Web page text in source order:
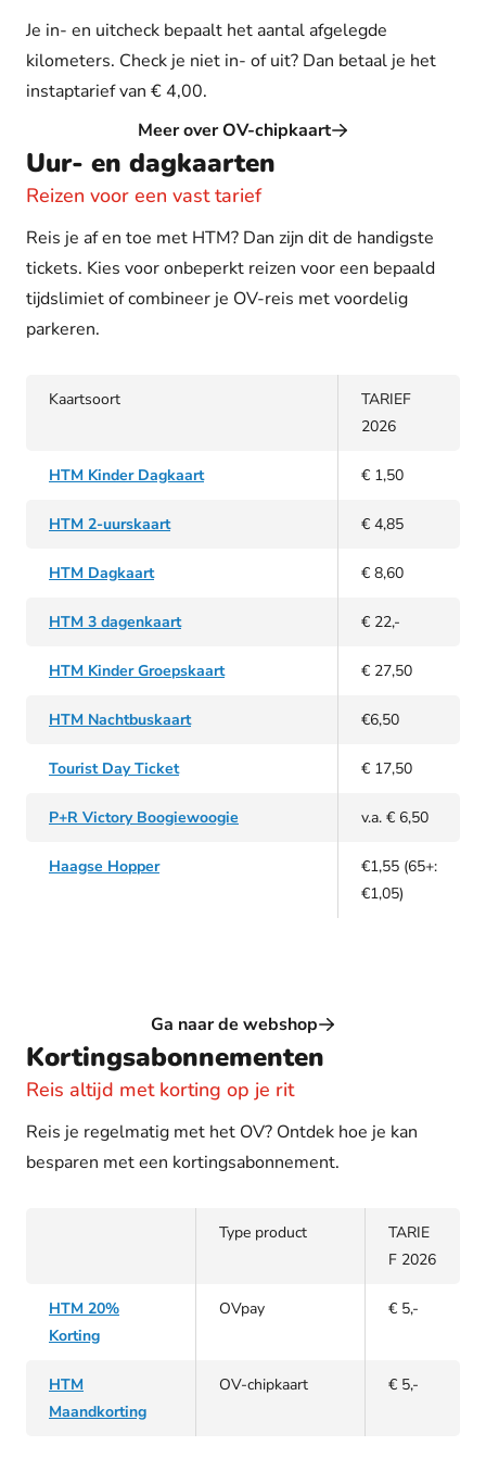
Je in- en uitcheck bepaalt het aantal afgelegde
kilometers. Check je niet in- of uit? Dan betaal je het
instaptarief van € 4,00.
Meer over OV-chipkaart
Uur- en dagkaarten
Reizen voor een vast tarief
Reis je af en toe met HTM? Dan zijn dit de handigste
tickets. Kies voor onbeperkt reizen voor een bepaald
tijdslimiet of combineer je OV-reis met voordelig
parkeren.
Kaartsoort
TARIEF
2026
HTM Kinder Dagkaart € 1,50
HTM 2-uurskaart € 4,85
HTM Dagkaart € 8,60
HTM 3 dagenkaart € 22,-
HTM Kinder Groepskaart € 27,50
HTM Nachtbuskaart €6,50
Tourist Day Ticket € 17,50
P+R Victory Boogiewoogie v.a. € 6,50
Haagse Hopper
€1,55 (65+:
€1,05)
Ga naar de webshop
Kortingsabonnementen
Reis altijd met korting op je rit
Reis je regelmatig met het OV? Ontdek hoe je kan
besparen met een kortingsabonnement.
Type product
TARIE
F 2026
HTM 20%
Korting
OVpay € 5,-
HTM
Maandkorting
OV-chipkaart € 5,-